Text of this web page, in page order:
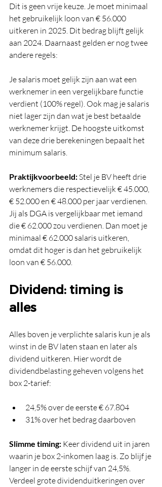
Dit is geen vrije keuze. Je moet minimaal
het gebruikelijk loon van € 56.000
uitkeren in 2025. Dit bedrag blijft gelijk
aan 2024. Daarnaast gelden er nog twee
andere regels:
Je salaris moet gelijk zijn aan wat een
werknemer in een vergelijkbare functie
verdient (100% regel). Ook mag je salaris
niet lager zijn dan wat je best betaalde
werknemer krijgt. De hoogste uitkomst
van deze drie berekeningen bepaalt het
minimum salaris.
Praktijkvoorbeeld: Stel je BV heeft drie
werknemers die respectievelijk € 45.000,
€ 52.000 en € 48.000 per jaar verdienen.
Jij als DGA is vergelijkbaar met iemand
die € 62.000 zou verdienen. Dan moet je
minimaal € 62.000 salaris uitkeren,
omdat dit hoger is dan het gebruikelijk
loon van € 56.000.
Dividend: timing is
alles
Alles boven je verplichte salaris kun je als
winst in de BV laten staan en later als
dividend uitkeren. Hier wordt de
dividendbelasting geheven volgens het
box 2-tarief:
24,5% over de eerste € 67.804
31% over het bedrag daarboven
Slimme timing: Keer dividend uit in jaren
waarin je box 2-inkomen laag is. Zo blijf je
langer in de eerste schijf van 24,5%.
Verdeel grote dividenduitkeringen over